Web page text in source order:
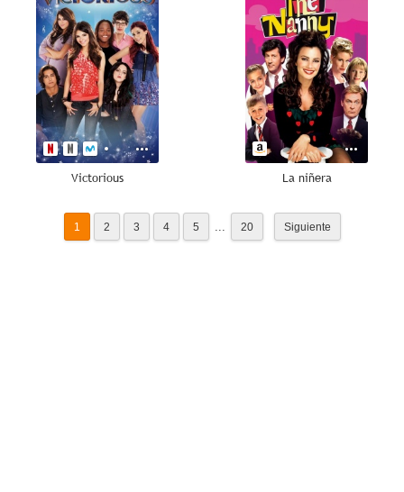
Victorious La niñera
1 2 3 4 5 ... 20 Siguiente